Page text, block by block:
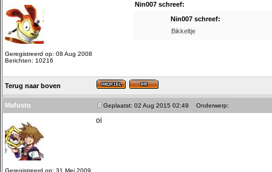
Geregistreerd op: 08 Aug 2008
Berichten: 10216
Nin007 schreef:
Nin007 schreef:
Bikkeltje
Terug naar boven
Mafusto Geplaatst: 02 Aug 2015 02:49 Onderwerp:
Geregistreerd op: 31 Mei 2009
oi